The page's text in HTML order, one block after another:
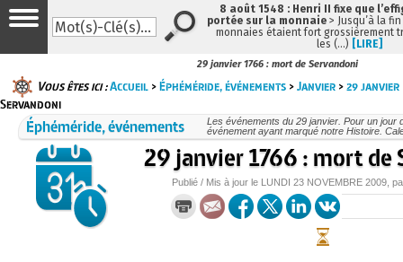
29 janvier 1766 : mort de Servandoni
Vous êtes ici :Accueil >Éphéméride, événements >Janvier >29 janvier
Servandoni
Éphéméride, événements
Les événements du 29 janvier. Pour un jour
événement ayant marqué notre Histoire.
29 janvier 1766 : mort de
Publié / Mis à jour le LUNDI 23 NOVEMBRE 2009 ,
8 août 1548 : Henri II fixe que
portée sur la monnaie > Jusqu’à la
monnaies étaient fort grossièrement
les (…) [LIRE]